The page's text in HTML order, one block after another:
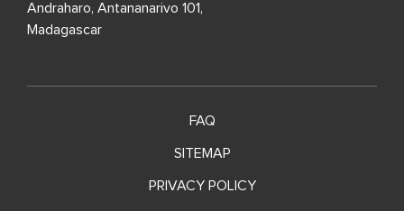
Andraharo, Antananarivo 101,
Madagascar
FAQ
SITEMAP
PRIVACY POLICY